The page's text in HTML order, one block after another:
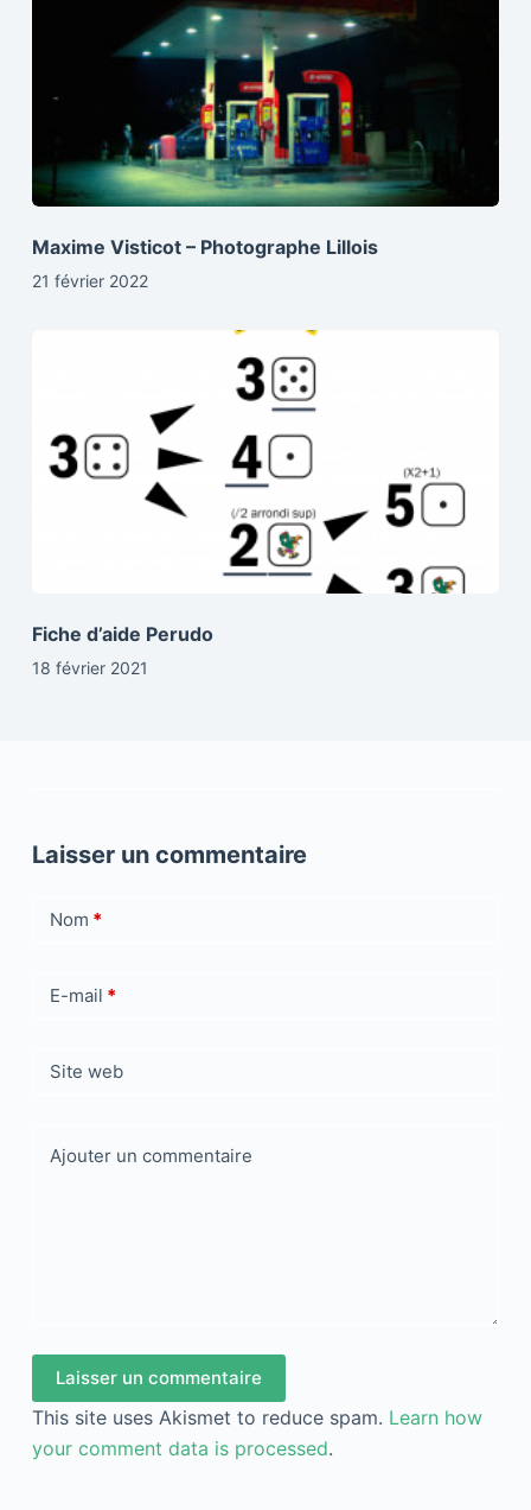
Maxime Visticot – Photographe Lillois
21 février 2022
Fiche d’aide Perudo
18 février 2021
Laisser un commentaire
Nom *
E-mail *
Site web
Ajouter un commentaire
Laisser un commentaire
This site uses Akismet to reduce spam. Learn how
your comment data is processed.